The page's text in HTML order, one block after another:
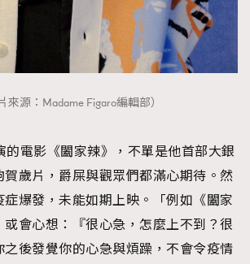
來源：Madame Figaro編輯部）
的電影《闔家辣》，不單是他首部大銀
歲片，爵屎與觀眾們都滿心期待。然
爆發，未能如期上映。「例如《闔家
會心想：『很心急，怎麼上不到？很
後發覺你的心急與煩躁，不會令疫情